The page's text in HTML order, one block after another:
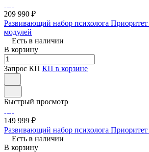
209 990 ₽
Развивающий набор психолога
модулей
Есть в наличии
В корзину
Запрос КП КП в корзине
Быстрый просмотр
149 999 ₽
Развивающий набор психолога Приоритет
Есть в наличии
В корзину